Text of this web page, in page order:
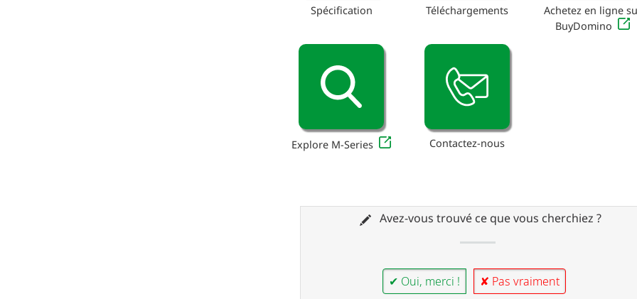
Spécification Téléchargements
Achetez en ligne
BuyDomino
Explore M-Series Contactez-nous
Avez-vous trouvé ce que vous cherchiez ?
✔ Oui, merci ! ✘ Pas vraiment